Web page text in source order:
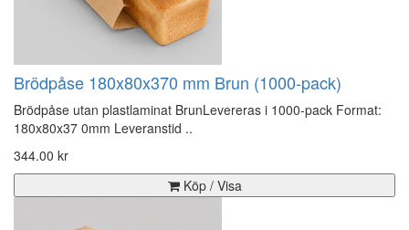
Brödpåse 180x80x370 mm Brun (1000-pack)
Brödpåse utan plastlaminat BrunLevereras i 1000-pack Format:
180x80x37 0mm Leveranstid ..
344.00 kr
Köp / Visa